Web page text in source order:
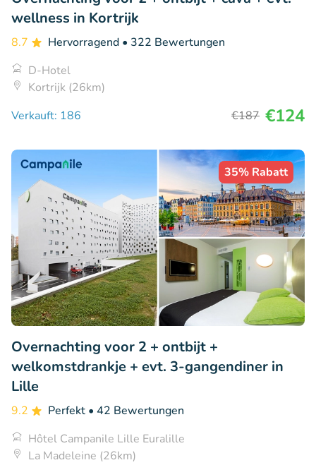
wellness in Kortrijk
8.7 Hervorragend • 322 Bewertungen
D-Hotel
Kortrijk (26km)
Verkauft: 186
€187 €124
35% Rabatt
Overnachting voor 2 + ontbijt +
welkomstdrankje + evt. 3-gangendiner in
Lille
9.2 Perfekt • 42 Bewertungen
Hôtel Campanile Lille Euralille
La Madeleine (26km)